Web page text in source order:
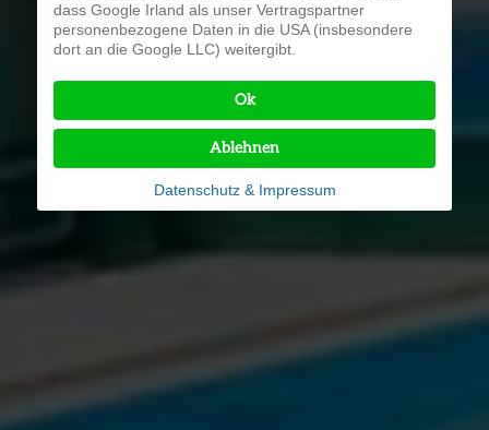
dass Google Irland als unser Vertragspartner
personenbezogene Daten in die USA (insbesondere
dort an die Google LLC) weitergibt.
Ok
Ablehnen
Datenschutz & Impressum